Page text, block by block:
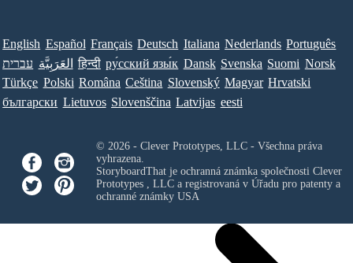
English Español Français Deutsch Italiana Nederlands Português
עברית العَرَبِيَّة हिन्दी ру́сский язы́к Dansk Svenska Suomi Norsk
Türkçe Polski Româna Ceština Slovenský Magyar Hrvatski
български Lietuvos Slovenščina Latvijas eesti
© 2026 - Clever Prototypes, LLC - Všechna práva
vyhrazena.
StoryboardThat je ochranná známka společnosti Clever
Prototypes , LLCa registrovaná v Úřadu pro patenty a
ochranné známky USA